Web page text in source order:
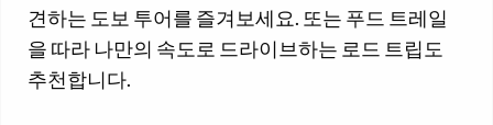
견하는 도보 투어를 즐겨보세요. 또는 푸드 트레일
을 따라 나만의 속도로 드라이브하는 로드 트립도
추천합니다.